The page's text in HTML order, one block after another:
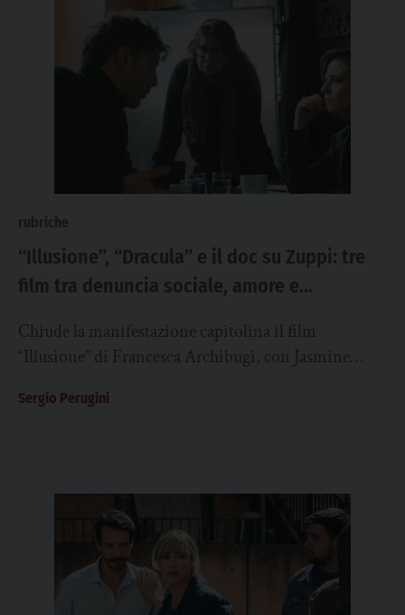
“Illusione”, “Dracula” e il doc su Zuppi: tre
film tra denuncia sociale, amore e
Chiude la manifestazione capitolina il film
“Illusione” di Francesca Archibugi, con Jasmine
un...
Sergio Perugini